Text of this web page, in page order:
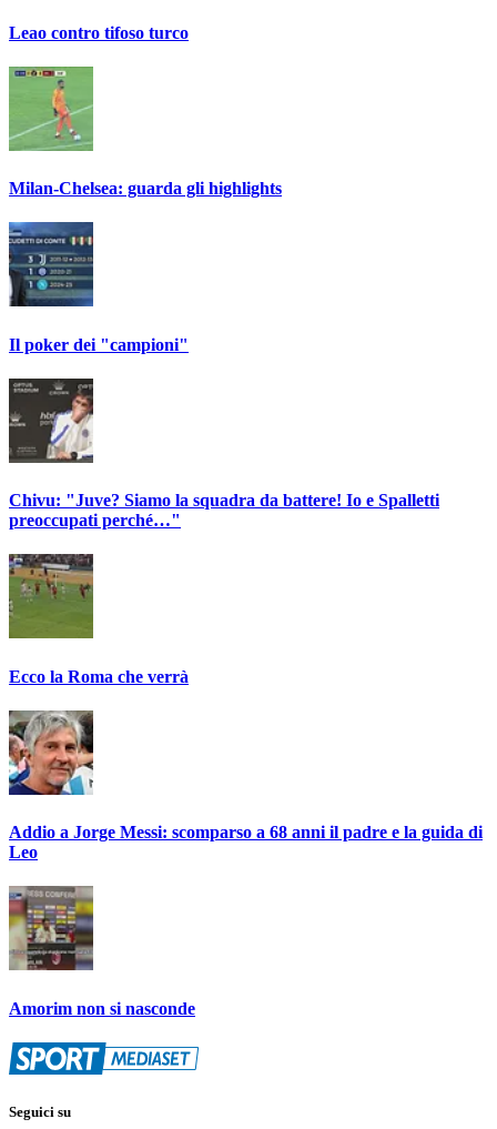
Leao contro tifoso turco
Milan-Chelsea: guarda gli highlights
Il poker dei "campioni"
Chivu: "Juve? Siamo la squadra da battere! Io e Spalletti
preoccupati perché…"
Ecco la Roma che verrà
Addio a Jorge Messi: scomparso a 68 anni il padre e la guida di
Leo
Amorim non si nasconde
Seguici su